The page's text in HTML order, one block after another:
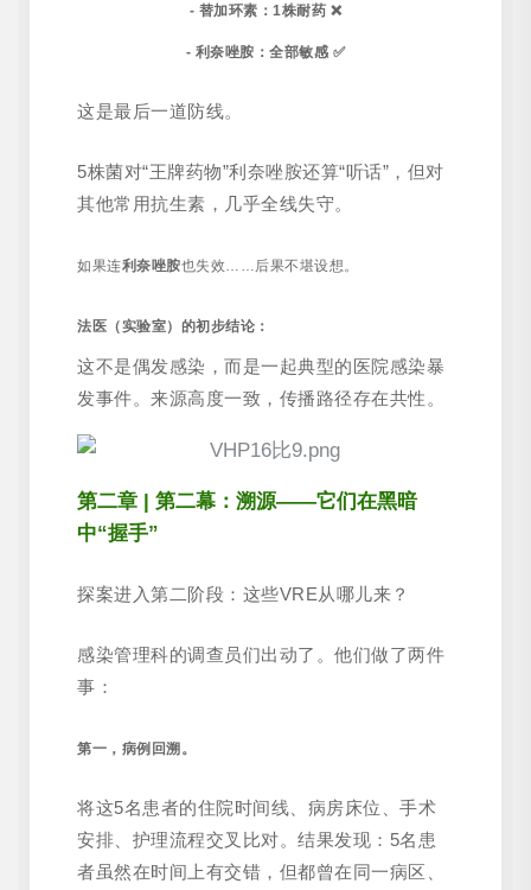
- 替加环素：1株耐药 ❌
- 利奈唑胺 ：全部敏感 ✅
这是最后一道防线。
5株菌对“王牌药物”利奈唑胺还算“听话”，但对
其他常用抗生素，几乎全线失守。
如果连利奈唑胺也失效……后果不堪设想。
法医（实验室）的初步结论：
这不是偶发感染，而是一起典型的医院感染暴
发事件。来源高度一致，传播路径存在共性。
第二章 | 第二幕：溯源——它们在黑暗
中“握手”
探案进入第二阶段：这些VRE从哪儿来？
感染管理科的调查员们出动了。他们做了两件
事：
第一，病例回溯。
将这5名患者的住院时间线、病房床位、手术
安排、护理流程交叉比对。结果发现：5名患
者虽然在时间上有交错，但都曾在同一病区、